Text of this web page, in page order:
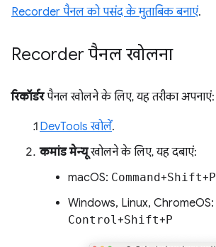
Recorder पैनल को पसंद के मुताबिक बनाएं.
Recorder पैनल खोलना
रिकॉर्डरपैनल खोलने के लिए, यह तरीका अपनाएं:
DevTools खोलें.
कमांड मेन्यूखोलने के लिए, यह दबाएं:
macOS: Command+Shift+P
Windows, Linux, ChromeOS:
Control+Shift+P